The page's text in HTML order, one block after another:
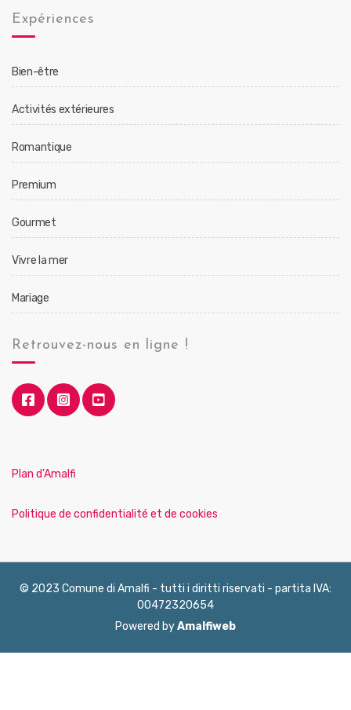
Expériences
Bien-être
Activités extérieures
Romantique
Premium
Gourmet
Vivre la mer
Mariage
Retrouvez-nous en ligne !
Plan d’Amalfi
Politique de confidentialité et de cookies
© 2023 Comune di Amalfi - tutti i diritti riservati - partita IVA:
00472320654
Powered byAmalfiweb